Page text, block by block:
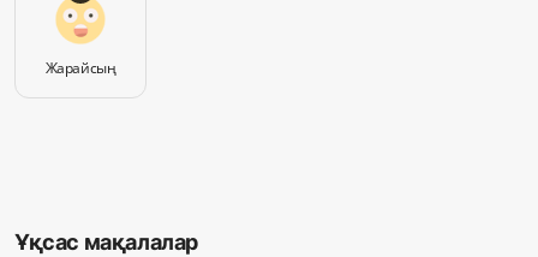
Жарайсың
Ұқсас мақалалар